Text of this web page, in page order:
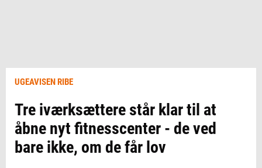
UGEAVISEN RIBE
Tre iværksættere står klar til at
åbne nyt fitnesscenter - de ved
bare ikke, om de får lov